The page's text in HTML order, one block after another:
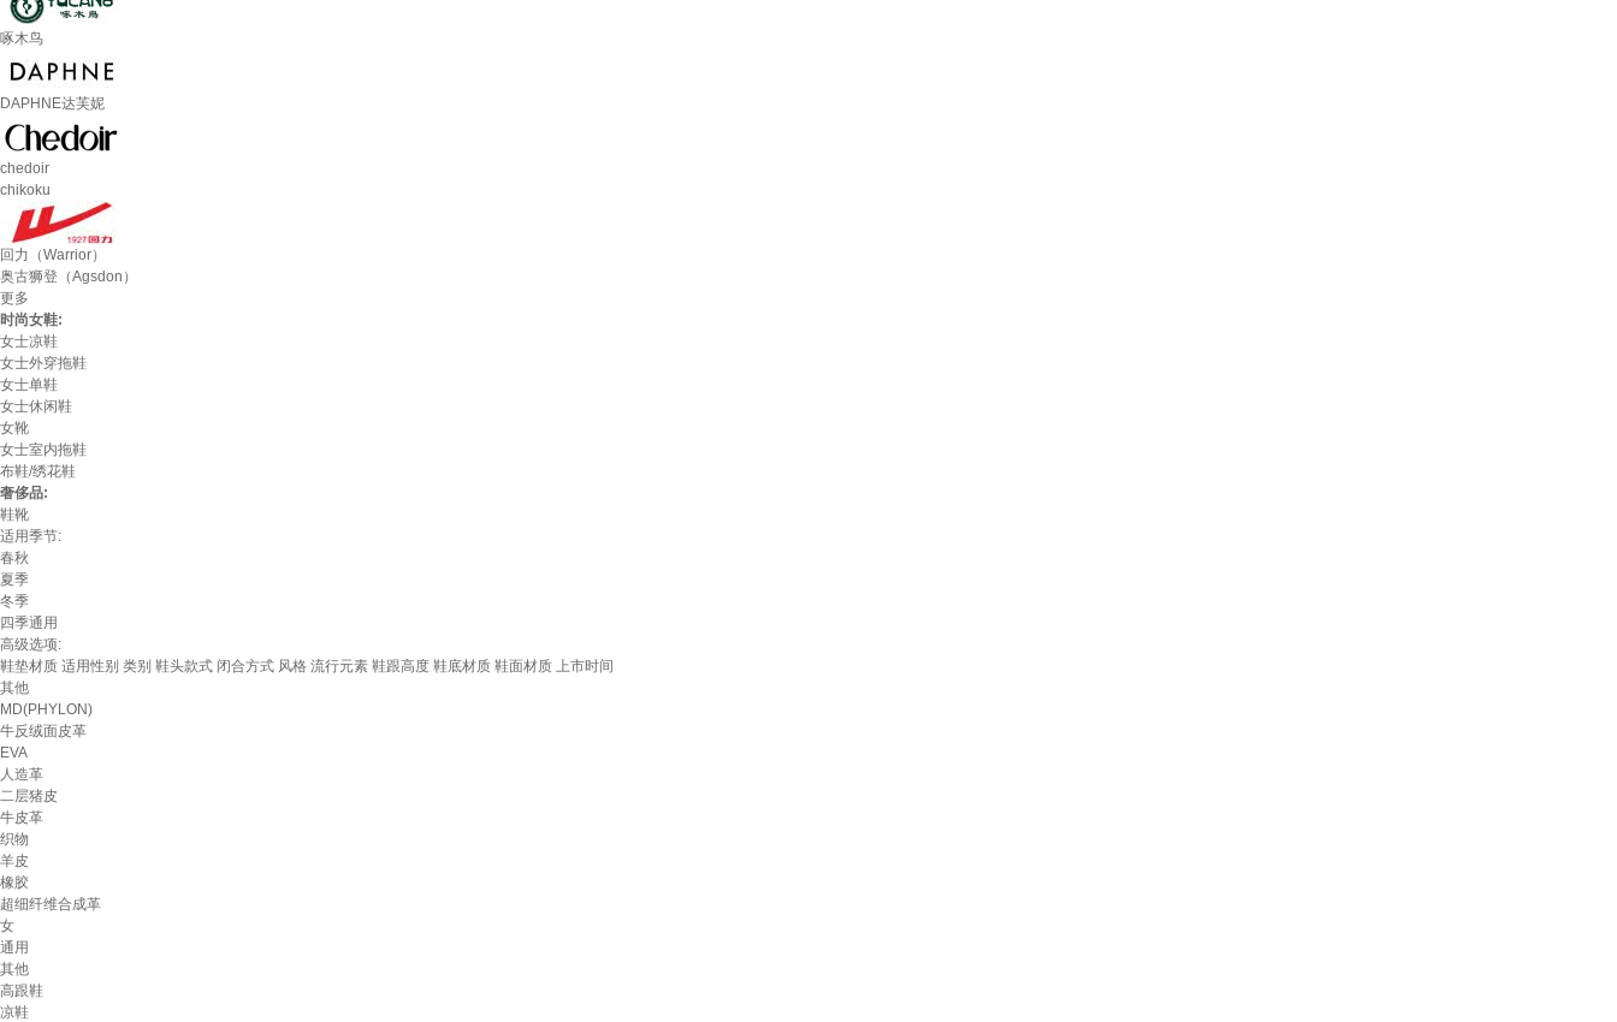
啄木鸟
DAPHNE达芙妮
chedoir
chikoku
回力（Warrior）
奥古狮登（Agsdon）
更多
时尚女鞋:
女士凉鞋
女士外穿拖鞋
女士单鞋
女士休闲鞋
女靴
女士室内拖鞋
布鞋/绣花鞋
奢侈品:
鞋靴
适用季节:
春秋
夏季
冬季
四季通用
高级选项:
鞋垫材质 适用性别 类别 鞋头款式 闭合方式 风格 流行元素 鞋跟高度 鞋底材质 鞋面材质 上市时间
其他
MD(PHYLON)
牛反绒面皮革
EVA
人造革
二层猪皮
牛皮革
织物
羊皮
橡胶
超细纤维合成革
女
通用
其他
高跟鞋
凉鞋